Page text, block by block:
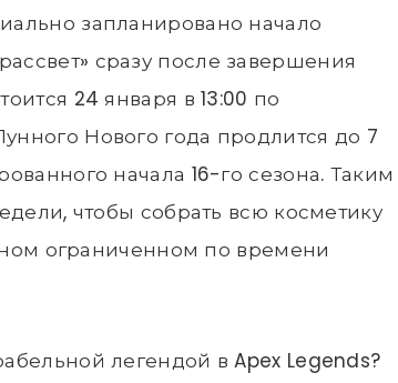
запланировано начало
сразу после завершения
24 января в 13:00 по
Нового года продлится до 7
начала 16-го сезона. Таким
чтобы собрать всю косметику
ограниченном по времени
легендой в Apex Legends?